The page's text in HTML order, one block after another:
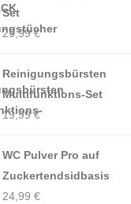
Set
29,99€
Reinigungsbürsten
Multifunktions-Set
19,99€
WC Pulver Pro auf
Zuckertendsidbasis
24,99 €